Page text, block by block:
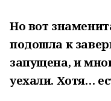
Но вот
подошла к
запущена, и
уехали. Хотя…